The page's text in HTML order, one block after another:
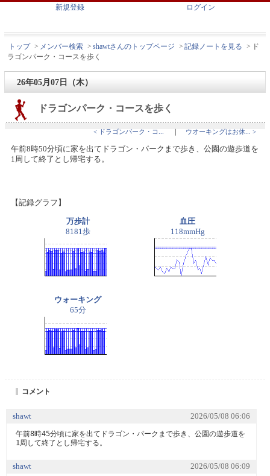
新規登録 ログイン
トップ > メンバー検索 > shawtさんのトップページ > 記録ノートを見る > ド
ラゴンパーク・コースを歩く
26年05月07日（木）
ドラゴンパーク・コースを歩く
< ドラゴンパーク・コ... ｜ ウオーキングはお休... >
午前8時50分頃に家を出てドラゴン・パークまで歩き、公園の遊歩道を
1周して終了とし帰宅する。
【記録グラフ】
万歩計
8181歩
血圧
118mmHg
ウォーキング
65分
コメント
shawt 2026/05/08 06:06
午前8時45分頃に家を出てドラゴン・パークまで歩き、公園の遊歩道を
1周して終了とし帰宅する。
shawt 2026/05/08 06:09